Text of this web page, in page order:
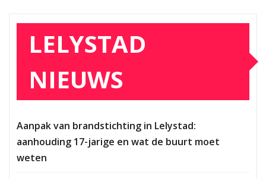
LELYSTAD
NIEUWS
Aanpak van brandstichting in Lelystad:
aanhouding 17-jarige en wat de buurt moet
weten